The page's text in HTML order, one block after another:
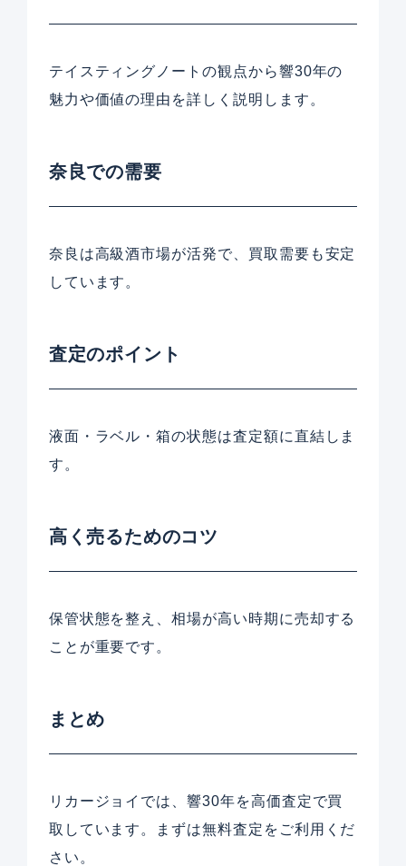
テイスティングノートの観点から響30年の
魅力や価値の理由を詳しく説明します。
奈良での需要
奈良は高級酒市場が活発で、買取需要も安定
しています。
査定のポイント
液面・ラベル・箱の状態は査定額に直結しま
す。
高く売るためのコツ
保管状態を整え、相場が高い時期に売却する
ことが重要です。
まとめ
リカージョイでは、響30年を高価査定で買
取しています。まずは無料査定をご利用くだ
さい。